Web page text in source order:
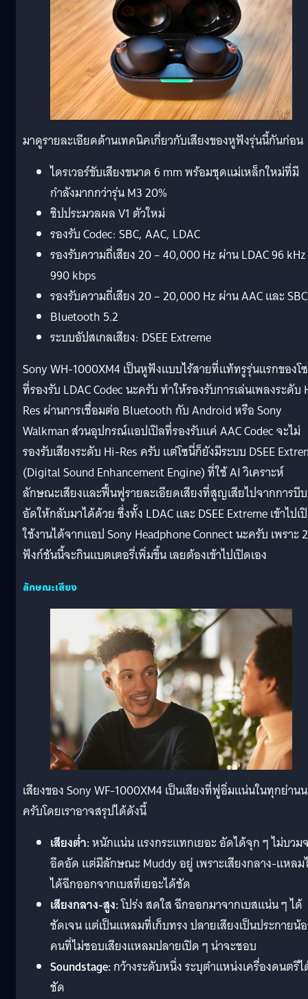
มาดูรายละเอียดด้านเทคนิคเกี่ยวกับเสียงของหูฟังรุ่นนี้กันก่อน
ไดรเวอร์ขับเสียงขนาด 6 mm พร้อมชุดแม่เหล็กใหม่ที่มี
กำลังมากกว่ารุ่น M3 20%
ชิปประมวลผล V1 ตัวใหม่
รองรับ Codec: SBC, AAC, LDAC
รองรับความถี่เสียง 20 – 40,000 Hz ผ่าน LDAC 96
990 kbps
รองรับความถี่เสียง 20 – 20,000 Hz ผ่าน AAC และ SBC
Bluetooth 5.2
ระบบอัปสเกลเสียง: DSEE Extreme
Sony WH-1000XM4 เป็นหูฟังแบบไร้สายที่แท้ทรูรุ่นแรกของโ
ที่รองรับ LDAC Codec นะครับ ทำให้รองรับการเล่นเพลงระดับ
Res ผ่านการเชื่อมต่อ Bluetooth กับ Android หรือ Sony
Walkman ส่วนอุปกรณ์แอปเปิลที่รองรับแค่ AAC Codec จะไม่
รองรับเสียงระดับ Hi-Res ครับ แต่โซนี่ก็ยังมีระบบ DSEE
(Digital Sound Enhancement Engine) ที่ใช้ AI วิเคราะห์
ลักษณะเสียงและฟื้นฟูรายละเอียดเสียงที่สูญเสียไปจากการบีบ
อัดให้กลับมาได้ด้วย ซึ่งทั้ง LDAC และ DSEE Extreme เข้าไปเ
ใช้งานได้จากแอป Sony Headphone Connect นะครับ เพราะ 2
ฟังก์ชันนี้จะกินแบตเตอรี่เพิ่มขึ้น เลยต้องเข้าไปเปิดเอง
ลักษณะเสียง
เสียงของ Sony WF-1000XM4 เป็นเสียงที่ฟูอิ่มแน่นในทุกย่าน
ครับโดยเราอาจสรุปได้ดังนี้
เสียงต่ำ:หนักแน่น แรงกระแทกเยอะ อัดได้จุก ๆ ไม่บวม
อึดอัด แต่มีลักษณะ Muddy อยู่ เพราะเสียงกลาง-แหลม
ได้ฉีกออกจากเบสที่เยอะได้ชัด
เสียงกลาง-สูง:โปร่ง สดใส ฉีกออกมาจากเบสแน่น ๆ ได้
ชัดเจน แต่เป็นแหลมที่เก็บทรง ปลายเสียงเป็นประกายน้
คนที่ไม่ชอบเสียงแหลมปลายเปิด ๆ น่าจะชอบ
Soundstage:กว้างระดับหนึ่ง ระบุตำแหน่งเครื่องดนตรี
ชัด